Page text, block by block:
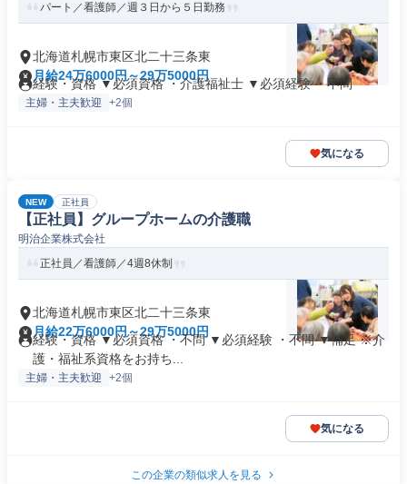
パート／看護師／週３日から５日勤務
北海道札幌市東区北二十三条東
月給24万6000円～29万5000円
経験・資格 ▼必須資格 ・介護福祉士 ▼必須経験 ・不問
主婦・主夫歓迎 +2個
気になる
NEW 正社員
【正社員】グループホームの介護職
明治企業株式会社
正社員／看護師／4週8休制
北海道札幌市東区北二十三条東
月給22万6000円～29万5000円
経験・資格 ▼必須資格 ・不問 ▼必須経験 ・不問 ▼補足 ※介
護・福祉系資格をお持ち...
主婦・主夫歓迎 +2個
気になる
この企業の類似求人を見る